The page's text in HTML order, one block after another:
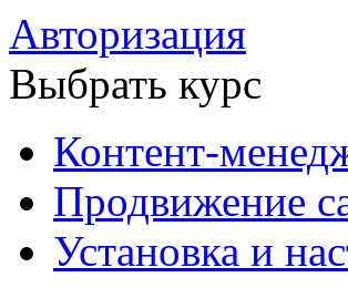
Авторизация
Выбрать курс
Контент-
Продвижение
Установка и